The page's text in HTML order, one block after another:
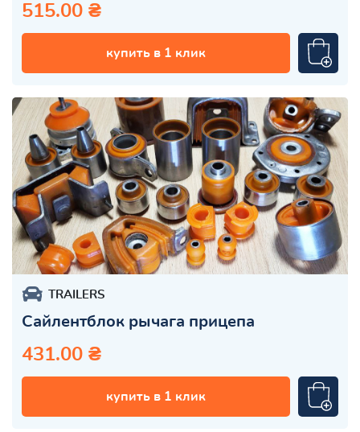
515.00 ₴
купить в 1 клик
TRAILERS
Сайлентблок рычага прицепа
431.00 ₴
купить в 1 клик